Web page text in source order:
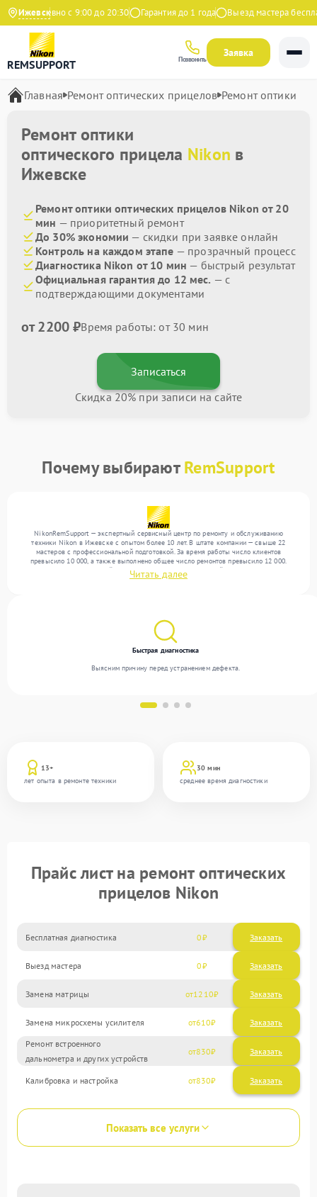
Ижевск
Ежедневно с 9:00 до 20:30 Гарантия до 1 года Выезд мастера
REMSUPPORT Позвонить
Заявка
Главная Ремонт оптических прицелов Ремонт оптики
Ремонт оптики
оптического прицела Nikon в
Ижевске
Ремонт оптики оптических прицелов Nikon от 20
мин — приоритетный ремонт
До 30% экономии — скидки при заявке онлайн
Контроль на каждом этапе — прозрачный процесс
Диагностика Nikon от 10 мин — быстрый результат
Официальная гарантия до 12 мес. — с
подтверждающими документами
от 2200 ₽Время работы: от 30 мин
Записаться
Скидка 20% при записи на сайте
Почему выбираютRemSupport
NikonRemSupport — экспертный сервисный центр по ремонту и обслуживанию
техники Nikon в Ижевске с опытом более 10 лет. В штате компании — свыше 22
мастеров с профессиональной подготовкой. За время работы число клиентов
превысило 10 000, а также выполнено общее число ремонтов превысило 12 000.
Ежемесячно в сервисный центр поступает более 300 устройств, включая , , . Мы
беремся за задачи любой сложности и обеспечиваем надежный результат благодаря
Читать далее
13+
лет опыта в ремонте техники
30 мин
среднее время диагностики
Быстрая диагностика
Выясним причину перед устранением дефекта.
Прайс лист на ремонт оптических
прицелов Nikon
Бесплатная диагностика 0 Заказать
Выезд мастера 0 Заказать
Замена матрицы 1210
Замена микросхемы усилителя 610
Ремонт встроенного
дальнометра и других устройств
830
Калибровка и настройка 830
Показать все услуги